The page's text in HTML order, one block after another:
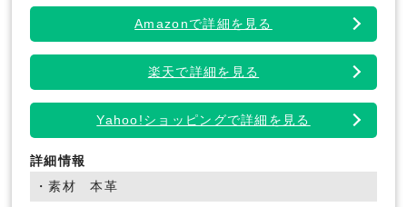
Amazonで詳細を見る
楽天で詳細を見る
Yahoo!ショッピングで詳細を見る
詳細情報
・素材 本革